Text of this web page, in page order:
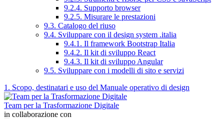
9.2.4. Supporto browser
9.2.5. Misurare le prestazioni
9.3. Catalogo del riuso
9.4. Sviluppare con il design system .italia
9.4.1. Il framework Bootstrap Italia
9.4.2. Il kit di sviluppo React
9.4.3. Il kit di sviluppo Angular
9.5. Sviluppare con i modelli di sito e servizi
1. Scopo, destinatari e uso del Manuale operativo di design
Team per la Trasformazione Digitale
in collaborazione con